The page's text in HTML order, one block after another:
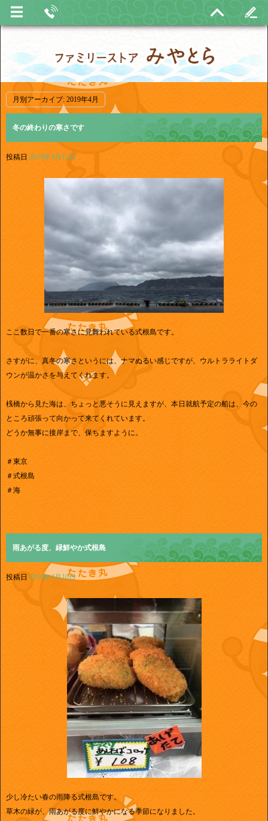
月別アーカイブ: 2019年4月
冬の終わりの寒さです
投稿日 2019年4月12日
ここ数日で一番の寒さに見舞われている式根島です。
さすがに、真冬の寒さというには、ナマぬるい感じですが、ウルトラライトダ
ウンが温かさを与えてくれます。
桟橋から見た海は、ちょっと悪そうに見えますが、本日就航予定の船は、今の
ところ頑張って向かって来てくれています。
どうか無事に接岸まで、保ちますように。
＃東京
＃式根島
＃海
雨あがる度、緑鮮やか式根島
投稿日 2019年4月10日
少し冷たい春の雨降る式根島です。
草木の緑が、雨あがる度に鮮やかになる季節になりました。